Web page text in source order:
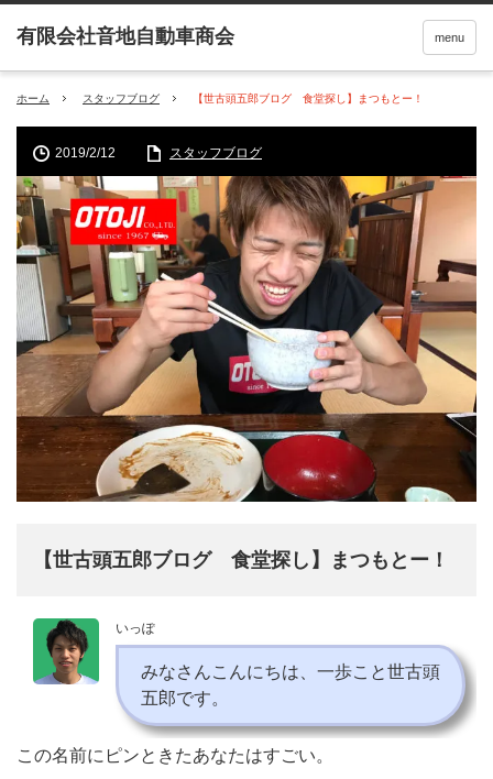
menu
ホーム スタッフブログ 【世古頭五郎ブログ 食堂探し】まつもとー！
2019/2/12 スタッフブログ
【世古頭五郎ブログ 食堂探し】まつもとー！
いっぽ
みなさんこんにちは、一歩こと世古頭
五郎です。
この名前にピンときたあなたはすごい。